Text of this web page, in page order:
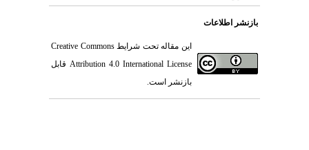
بازنشر اطلاعات
این مقاله تحت شرایطCreative Commons
Attribution 4.0 International License قابل
بازنشر است.